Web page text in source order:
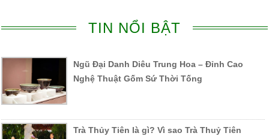
TIN NỔI BẬT
Ngũ Đại Danh Diêu Trung Hoa – Đỉnh Cao
Nghệ Thuật Gốm Sứ Thời Tống
Trà Thủy Tiên là gì? Vì sao Trà Thuỷ Tiên